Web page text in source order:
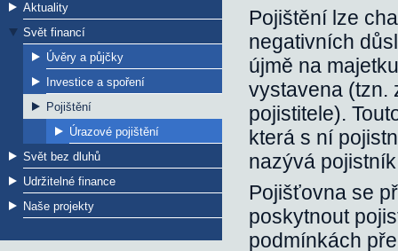
Aktuality
Svět financí
Úvěry a půjčky
Investice a spoření
Pojištění
Úrazové pojištění
Svět bez dluhů
Udržitelné finance
Naše projekty
Pojištění lze
negativních
újmě na
vystavena (tzn.
pojistitele).
která s ní
nazývá
Pojišťovna se
poskytnout
podmínkách